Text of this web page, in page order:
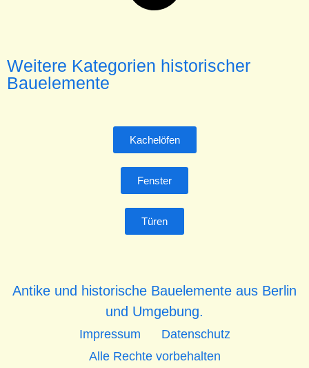
Weitere Kategorien historischer
Bauelemente
Kachelöfen
Fenster
Türen
Antike und historische Bauelemente aus Berlin
und Umgebung.
Impressum
Datenschutz
Alle Rechte vorbehalten